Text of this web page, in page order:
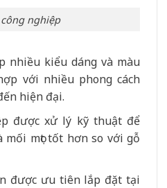
nghiệp
nhiều kiểu dáng và màu
với nhiều phong cách
hiện đại.
được xử lý kỹ thuật để
mối mọt tốt hơn so với gỗ
được ưu tiên lắp đặt tại